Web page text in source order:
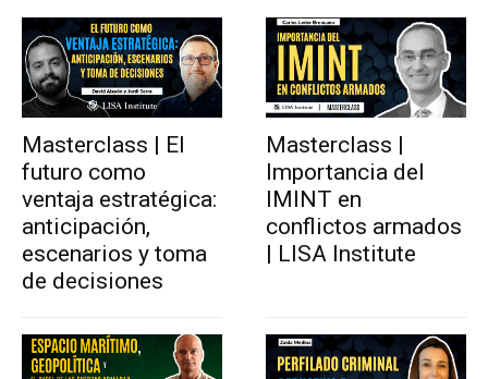
Masterclass | El
futuro como
ventaja estratégica:
anticipación,
escenarios y toma
de decisiones
Masterclass |
Importancia del
IMINT en
conflictos armados
| LISA Institute